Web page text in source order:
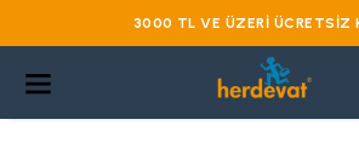
3000 TL VE ÜZERI ÜCRETSIZ